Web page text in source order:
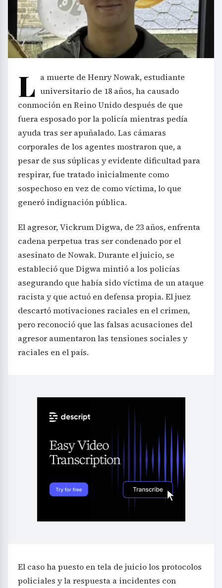
L a muerte de Henry Nowak, estudiante
universitario de 18 años, ha causado
conmoción en Reino Unido después de que
fuera esposado por la policía mientras pedía
ayuda tras ser apuñalado. Las cámaras
corporales de los agentes mostraron que, a
pesar de sus súplicas y evidente dificultad para
respirar, fue tratado inicialmente como
sospechoso en vez de como víctima, lo que
generó indignación pública.
El agresor, Vickrum Digwa, de 23 años, enfrenta
cadena perpetua tras ser condenado por el
asesinato de Nowak. Durante el juicio, se
estableció que Digwa mintió a los policías
asegurando que había sido víctima de un ataque
racista y que actuó en defensa propia. El juez
descartó motivaciones raciales en el crimen,
pero reconoció que las falsas acusaciones del
agresor aumentaron las tensiones sociales y
raciales en el país.
El caso ha puesto en tela de juicio los protocolos
policiales y la respuesta a incidentes con